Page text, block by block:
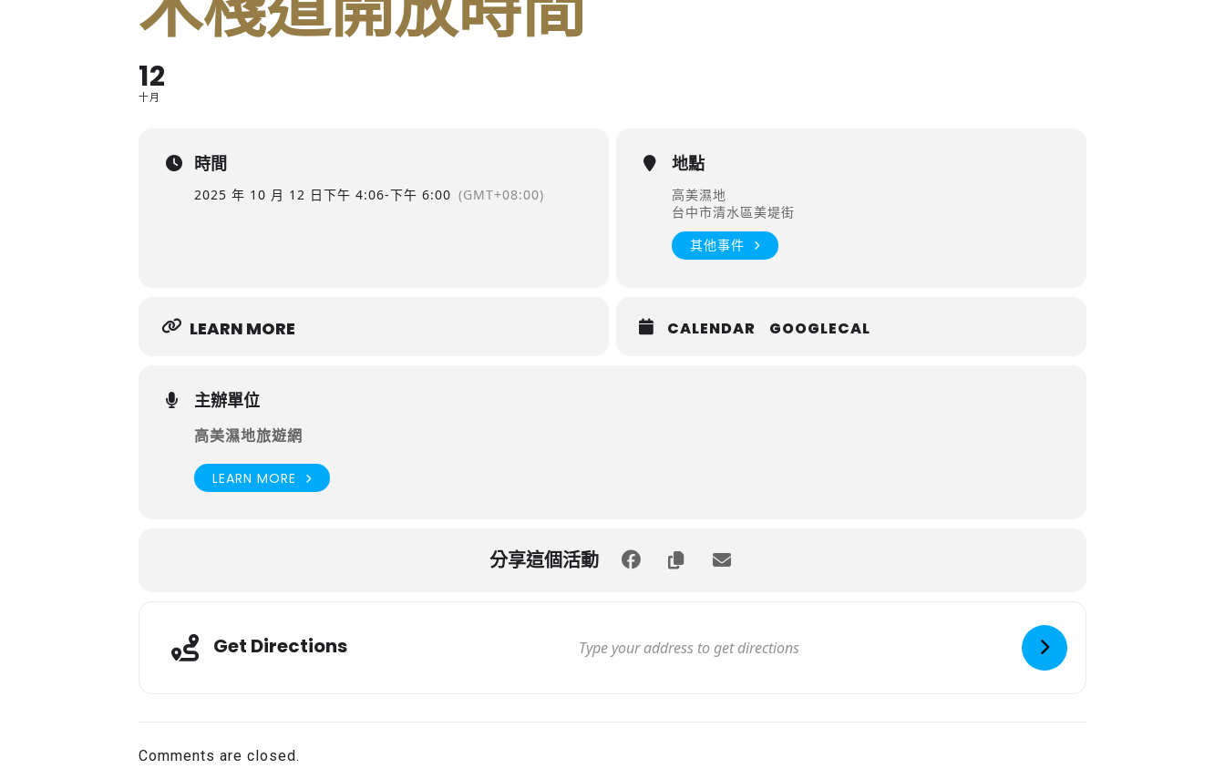
12
十月
時間
2025 年 10 月 12 日下午 4:06-下午 6:00 (GMT+08:00)
地點
高美濕地
台中市清水區美堤街
其他事件
LEARN MORE CALENDAR GOOGLECAL
主辦單位
高美濕地旅遊網
LEARN MORE
分享這個活動
Get Directions
Comments are closed.